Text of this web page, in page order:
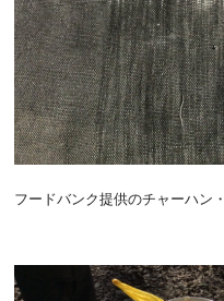
フードバンク提供のチャーハン